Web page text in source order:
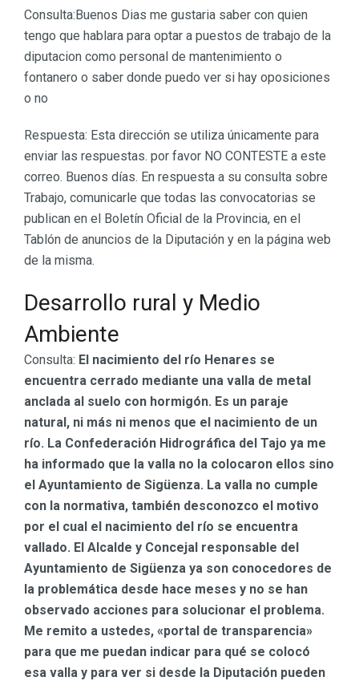
Consulta:Buenos Dias me gustaria saber con quien
tengo que hablara para optar a puestos de trabajo de la
diputacion como personal de mantenimiento o
fontanero o saber donde puedo ver si hay oposiciones
o no
Respuesta: Esta dirección se utiliza únicamente para
enviar las respuestas. por favor NO CONTESTE a este
correo. Buenos días. En respuesta a su consulta sobre
Trabajo, comunicarle que todas las convocatorias se
publican en el Boletín Oficial de la Provincia, en el
Tablón de anuncios de la Diputación y en la página web
de la misma.
Desarrollo rural y Medio
Ambiente
Consulta: El nacimiento del río Henares se
encuentra cerrado mediante una valla de metal
anclada al suelo con hormigón. Es un paraje
natural, ni más ni menos que el nacimiento de un
río. La Confederación Hidrográfica del Tajo ya me
ha informado que la valla no la colocaron ellos sino
el Ayuntamiento de Sigüenza. La valla no cumple
con la normativa, también desconozco el motivo
por el cual el nacimiento del río se encuentra
vallado. El Alcalde y Concejal responsable del
Ayuntamiento de Sigüenza ya son conocedores de
la problemática desde hace meses y no se han
observado acciones para solucionar el problema.
Me remito a ustedes, «portal de transparencia»
para que me puedan indicar para qué se colocó
esa valla y para ver si desde la Diputación pueden